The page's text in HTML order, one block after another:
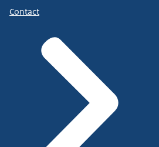
Contact